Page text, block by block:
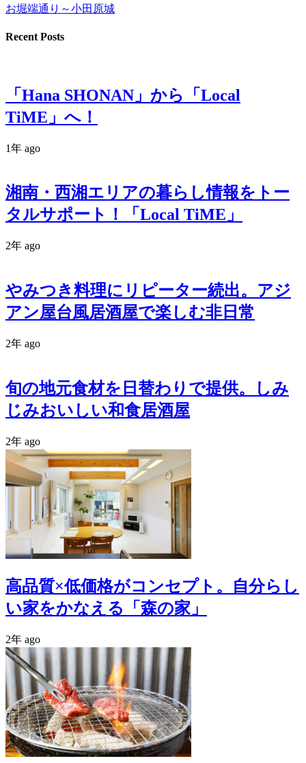
お堀端通り～小田原城
Recent Posts
「Hana SHONAN」から「Local
TiME」へ！
1年 ago
湘南・西湘エリアの暮らし情報をトー
タルサポート！「Local TiME」
2年 ago
やみつき料理にリピーター続出。アジ
アン屋台風居酒屋で楽しむ非日常
2年 ago
旬の地元食材を日替わりで提供。しみ
じみおいしい和食居酒屋
2年 ago
高品質×低価格がコンセプト。自分らし
い家をかなえる「森の家」
2年 ago